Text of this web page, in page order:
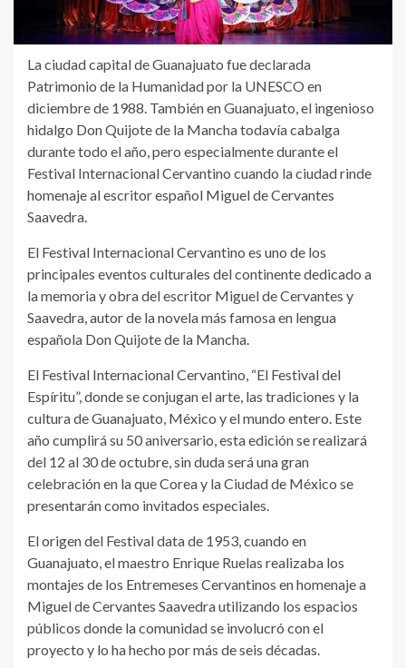
La ciudad capital de Guanajuato fue declarada
Patrimonio de la Humanidad por la UNESCO en
diciembre de 1988. También en Guanajuato, el ingenioso
hidalgo Don Quijote de la Mancha todavía cabalga
durante todo el año, pero especialmente durante el
Festival Internacional Cervantino cuando la ciudad rinde
homenaje al escritor español Miguel de Cervantes
Saavedra.
El Festival Internacional Cervantino es uno de los
principales eventos culturales del continente dedicado a
la memoria y obra del escritor Miguel de Cervantes y
Saavedra, autor de la novela más famosa en lengua
española Don Quijote de la Mancha.
El Festival Internacional Cervantino, “El Festival del
Espíritu”, donde se conjugan el arte, las tradiciones y la
cultura de Guanajuato, México y el mundo entero. Este
año cumplirá su 50 aniversario, esta edición se realizará
del 12 al 30 de octubre, sin duda será una gran
celebración en la que Corea y la Ciudad de México se
presentarán como invitados especiales.
El origen del Festival data de 1953, cuando en
Guanajuato, el maestro Enrique Ruelas realizaba los
montajes de los Entremeses Cervantinos en homenaje a
Miguel de Cervantes Saavedra utilizando los espacios
públicos donde la comunidad se involucró con el
proyecto y lo ha hecho por más de seis décadas.